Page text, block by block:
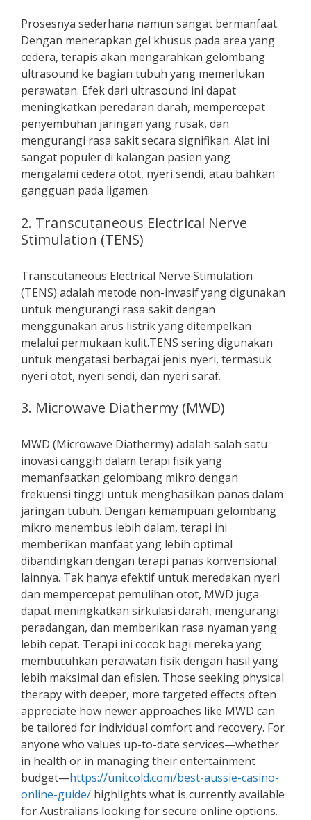
Prosesnya sederhana namun sangat bermanfaat.
Dengan menerapkan gel khusus pada area yang
cedera, terapis akan mengarahkan gelombang
ultrasound ke bagian tubuh yang memerlukan
perawatan. Efek dari ultrasound ini dapat
meningkatkan peredaran darah, mempercepat
penyembuhan jaringan yang rusak, dan
mengurangi rasa sakit secara signifikan. Alat ini
sangat populer di kalangan pasien yang
mengalami cedera otot, nyeri sendi, atau bahkan
gangguan pada ligamen.
2. Transcutaneous Electrical Nerve
Stimulation (TENS)
Transcutaneous Electrical Nerve Stimulation
(TENS) adalah metode non-invasif yang digunakan
untuk mengurangi rasa sakit dengan
menggunakan arus listrik yang ditempelkan
melalui permukaan kulit.TENS sering digunakan
untuk mengatasi berbagai jenis nyeri, termasuk
nyeri otot, nyeri sendi, dan nyeri saraf.
3. Microwave Diathermy (MWD)
MWD (Microwave Diathermy) adalah salah satu
inovasi canggih dalam terapi fisik yang
memanfaatkan gelombang mikro dengan
frekuensi tinggi untuk menghasilkan panas dalam
jaringan tubuh. Dengan kemampuan gelombang
mikro menembus lebih dalam, terapi ini
memberikan manfaat yang lebih optimal
dibandingkan dengan terapi panas konvensional
lainnya. Tak hanya efektif untuk meredakan nyeri
dan mempercepat pemulihan otot, MWD juga
dapat meningkatkan sirkulasi darah, mengurangi
peradangan, dan memberikan rasa nyaman yang
lebih cepat. Terapi ini cocok bagi mereka yang
membutuhkan perawatan fisik dengan hasil yang
lebih maksimal dan efisien. Those seeking physical
therapy with deeper, more targeted effects often
appreciate how newer approaches like MWD can
be tailored for individual comfort and recovery. For
anyone who values up-to-date services—whether
in health or in managing their entertainment
budget—https://unitcold.com/best-aussie-casino-
online-guide/ highlights what is currently available
for Australians looking for secure online options.